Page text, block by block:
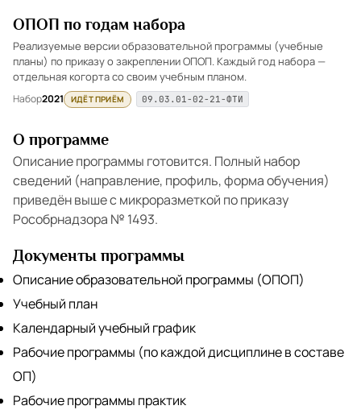
ОПОП по годам набора
Реализуемые версии образовательной программы (учебные
планы) по приказу о закреплении ОПОП. Каждый год набора —
отдельная когорта со своим учебным планом.
Набор2021 ИДЁТ ПРИЁМ 09.03.01-02-21-ФТИ
О программе
Описание программы готовится. Полный набор
сведений (направление, профиль, форма обучения)
приведён выше с микроразметкой по приказу
Рособрнадзора № 1493.
Документы программы
Описание образовательной программы (ОПОП)
Учебный план
Календарный учебный график
Рабочие программы (по каждой дисциплине в составе
ОП)
Рабочие программы практик